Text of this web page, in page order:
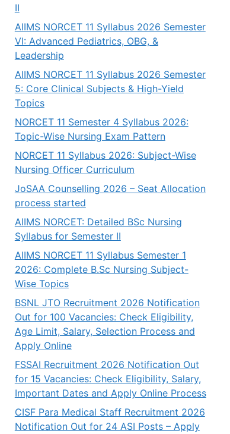
II
AIIMS NORCET 11 Syllabus 2026 Semester
VI: Advanced Pediatrics, OBG, &
Leadership
AIIMS NORCET 11 Syllabus 2026 Semester
5: Core Clinical Subjects & High-Yield
Topics
NORCET 11 Semester 4 Syllabus 2026:
Topic-Wise Nursing Exam Pattern
NORCET 11 Syllabus 2026: Subject-Wise
Nursing Officer Curriculum
JoSAA Counselling 2026 – Seat Allocation
process started
AIIMS NORCET: Detailed BSc Nursing
Syllabus for Semester II
AIIMS NORCET 11 Syllabus Semester 1
2026: Complete B.Sc Nursing Subject-
Wise Topics
BSNL JTO Recruitment 2026 Notification
Out for 100 Vacancies: Check Eligibility,
Age Limit, Salary, Selection Process and
Apply Online
FSSAI Recruitment 2026 Notification Out
for 15 Vacancies: Check Eligibility, Salary,
Important Dates and Apply Online Process
CISF Para Medical Staff Recruitment 2026
Notification Out for 24 ASI Posts – Apply